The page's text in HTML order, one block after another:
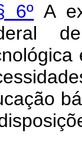
6º A